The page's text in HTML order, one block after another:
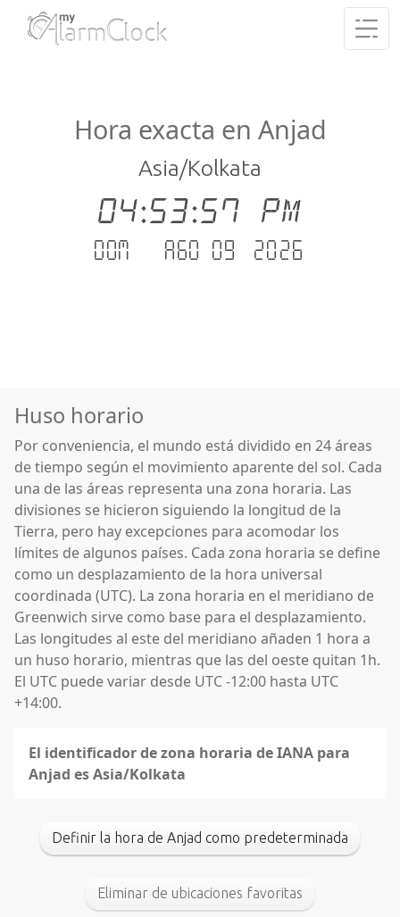
Hora exacta en Anjad
Asia/Kolkata
04:53:57 PM
dom. - ago 09 .2026
Huso horario
Por conveniencia, el mundo está dividido en 24 áreas
de tiempo según el movimiento aparente del sol. Cada
una de las áreas representa una zona horaria. Las
divisiones se hicieron siguiendo la longitud de la
Tierra, pero hay excepciones para acomodar los
límites de algunos países. Cada zona horaria se define
como un desplazamiento de la hora universal
coordinada (UTC). La zona horaria en el meridiano de
Greenwich sirve como base para el desplazamiento.
Las longitudes al este del meridiano añaden 1 hora a
un huso horario, mientras que las del oeste quitan 1h.
El UTC puede variar desde UTC -12:00 hasta UTC
+14:00.
El identificador de zona horaria de IANA para
Anjad es Asia/Kolkata
Definir la hora de Anjad como predeterminada
Eliminar de ubicaciones favoritas